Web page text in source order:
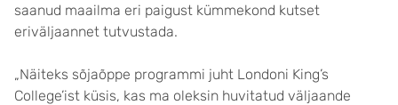
saanud maailma eri paigust kümmekond kutset
eriväljaannet tutvustada.
„Näiteks sõjaõppe programmi juht Londoni King’s
College’ist küsis, kas ma oleksin huvitatud väljaande